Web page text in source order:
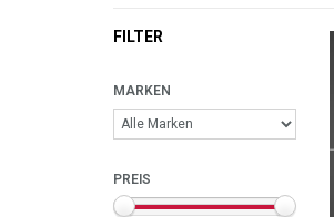
FILTER
MARKEN
PREIS